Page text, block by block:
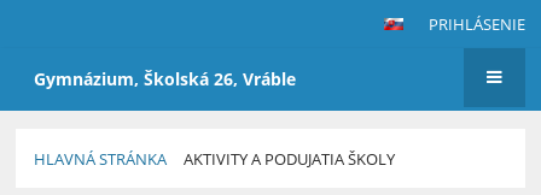
PRIHLÁSENIE
Gymnázium, Školská 26, Vráble
HLAVNÁ STRÁNKA AKTIVITY A PODUJATIA ŠKOLY